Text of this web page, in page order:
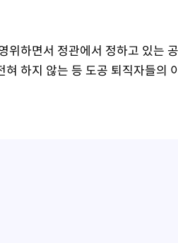
위하면서 정관에서 정하고 있는
하지 않는 등 도공 퇴직자들의